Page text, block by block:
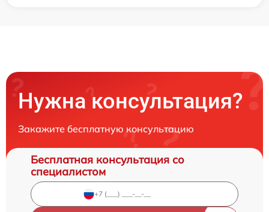
Нужна консультация?
Закажите бесплатную консультацию
Бесплатная консультация со
специалистом